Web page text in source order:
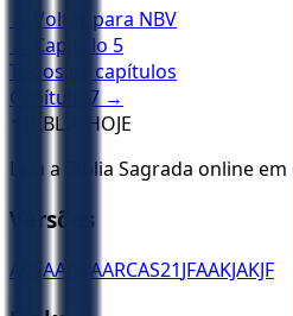
← Voltar para NBV
← Capítulo 5
Todos os capítulos
Capítulo
7 →
BÍBLIA HOJE
Leia a Bíblia Sagrada online
Versões
ACFAA ARAARCAS21JFAAKJAKJF